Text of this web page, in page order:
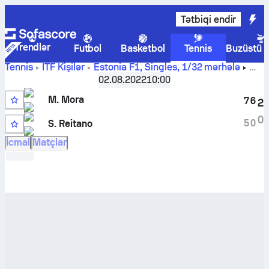
Tətbiqi endir
Trendlər Futbol Basketbol Tennis
Buzüstü
Tennis
ITF Kişilər Estonia F1, Singles, 1/32 mərhələ
Stefano Reitanocanlı hesabı və başabaş
mübarizə nəticələri
02.08.202210:00
M. Mora
S. Reitano
7
5
6
0
2
0
İcmal Matçlar